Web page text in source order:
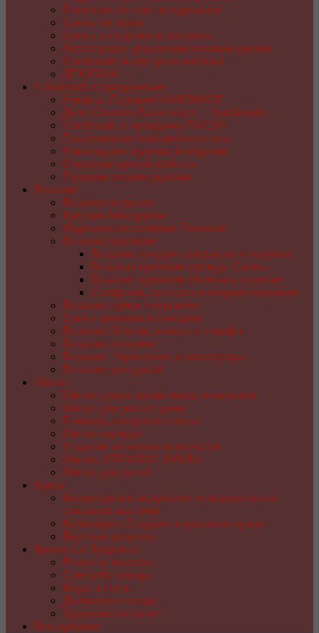
Плетение из газет и журналов
Цветы из ткани
Цветы и поделки из капрона
Аксессуары, украшения своими руками
Handmade из фетра и войлока
ДЕКУПАЖ
Handmade к праздникам
8 марта. Подарки HANDMADE
День Святого Валентина — handmade
Handmade к празднику ПАСХA
Праздничная сервировка стола
Новогодние игрушки и поделки
Открытки ручной работы
Подарки своими руками
Вязание
Вязание игрушек
Куколки Амигуруми
Журналы со схемами. Вязание
Вязание крючком
Вязание пледов, покрывал и подушек
Вязаная крючком одежда. Схемы
Вязание крючком. Мелочи и поделки
Салфетки, скатерти и коврики крючком
Вязание сумок и корзинок
Цветы крючком и спицами
Вязание. Шапки, шляпы и шарфы
Вязание спицами
Вязание. Украшения и аксессуары
Вязание для детей
Шитье
Шитье сумок, косметичек, кошельков
Шитье для уюта в доме
Пэчворк, лоскутное шитье
Шитье одежды
Игрушки из носков и перчаток
Шитье. ИГРУШКИ, КУКЛЫ
Шитье для детей
Кухня
Кондитерское искусство из марципана и
сахарной мастики
Кулинария. Сладкая и красивая кухня
Вкусные рецепты
Красота и Здоровье
Рецепты красоты
Сам себе лекарь
Мода и стиль
Движение и спорт
Здоровое питание
Все рубрики